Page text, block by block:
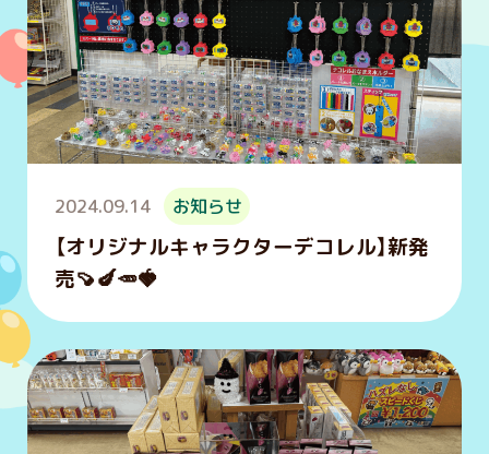
【オリジナルキャラクターデコレル】新発
売🍠🍆🥕🍓
2024.09.14 お知らせ